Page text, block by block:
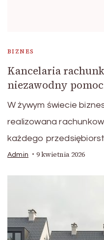
BIZNES
Kancelaria
niezawodny
W żywym świecie
realizowana
każdego
Admin 9 kwietnia 2026